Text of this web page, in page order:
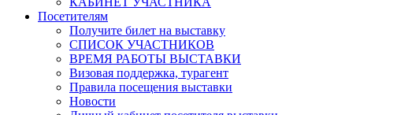
Посетителям
Получите билет на выставку
СПИСОК УЧАСТНИКОВ
ВРЕМЯ РАБОТЫ ВЫСТАВКИ
Визовая поддержка, турагент
Правила посещения выставки
Новости